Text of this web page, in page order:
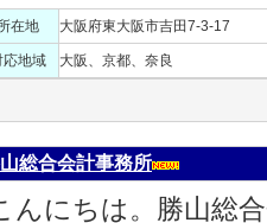
在地 大阪府東大阪市吉田7-3-17
応地域 大阪、京都、奈良
総合会計事務所
んにちは。勝山総